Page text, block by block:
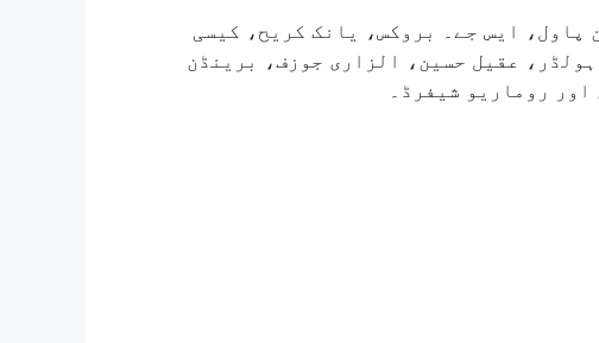
پاول، ایس جے۔ بروکس، یانک کریح، کیسی
عقیل حسین، الزاری جوزف، برینڈن
روماریو شیفرڈ۔